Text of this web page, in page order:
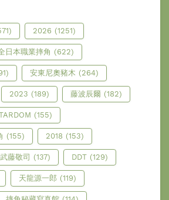
2026 (1251)
日本職業摔角 (622)
安東尼奧豬木 (264)
2023 (189) 藤波辰爾 (182)
(155)
(155) 2018 (153)
武藤敬司 (137) DDT (129)
天龍源一郎 (119)